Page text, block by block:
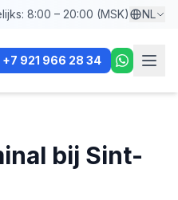
8:00 – 20:00 (MSK) NL
+7 921 966 28 34
bij Sint-